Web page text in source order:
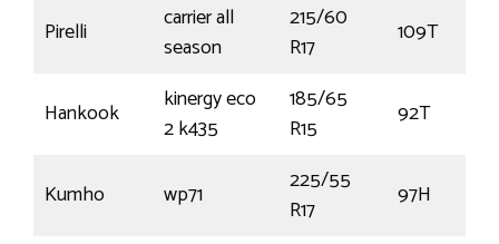
Pirelli
carrier all
season
215/60
R17
109T
Hankook
kinergy eco
2 k435
185/65
R15
92T
Kumho wp71
225/55
R17
97H